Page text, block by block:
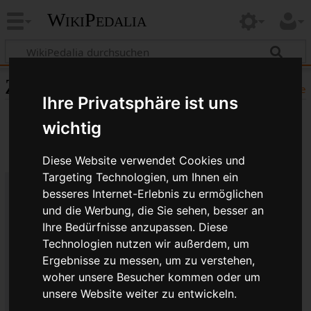
Ihre Privatsphäre ist uns
wichtig
Diese Website verwendet Cookies und
Targeting Technologien, um Ihnen ein
besseres Internet-Erlebnis zu ermöglichen
und die Werbung, die Sie sehen, besser an
Ihre Bedürfnisse anzupassen. Diese
Technologien nutzen wir außerdem, um
Ergebnisse zu messen, um zu verstehen,
woher unsere Besucher kommen oder um
unsere Website weiter zu entwickeln.
WikiPedalia
Hilfe
Zitierhilfe
Bibliografische Angaben für
Abstand von Hinten zur Mitte
Seitentitel: Abstand von Hinten zur Mitte
Autor(en): WikiPedalia-Bearbeiter
Herausgeber:
WikiPedalia
Zeitpunkt der letzten Bearbeitung: 17. Februar